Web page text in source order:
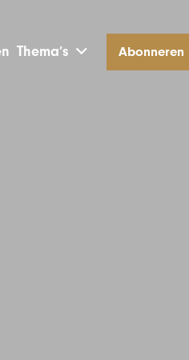
Thema’s Abonneren